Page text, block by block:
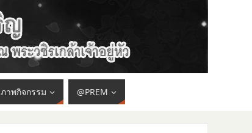
ภาพกิจกรรม @PREM